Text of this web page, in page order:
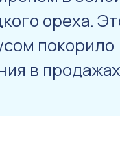
ореха.
покорило
в